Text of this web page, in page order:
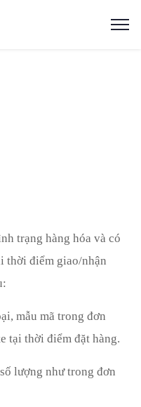
trạng hàng hóa và có
thời điểm giao/nhận
mẫu mã trong đơn
tại thời điểm đặt hàng.
lượng như trong đơn